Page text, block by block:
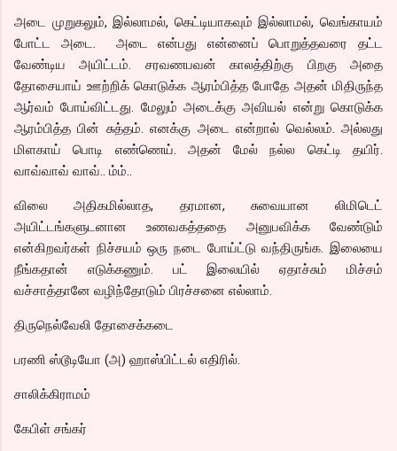
அடை முறுகலும், இல்லாமல், கெட்டியாகவும் இல்லாமல், வெங்காயம்
போட்ட அடை. அடை என்பது என்னைப் பொறுத்தவரை தட்ட
வேண்டிய அயிட்டம். சரவணபவன் காலத்திற்கு பிறகு அதை
தோசையாய் ஊற்றிக் கொடுக்க ஆரம்பித்த போதே அதன் மிதிருந்த
ஆர்வம் போய்விட்டது. மேலும் அடைக்கு அவியல் என்று கொடுக்க
ஆரம்பித்த பின் சுத்தம். எனக்கு அடை என்றால் வெல்லம். அல்லது
மிளகாய் பொடி எண்ணெய். அதன் மேல் நல்ல கெட்டி தயிர்.
வாவ்வாவ் வாவ்.. ம்ம்..
விலை அதிகமில்லாத, தரமான, சுவையான லிமிடெட்
அயிட்டங்களுடனான உணவகத்ததை அனுபவிக்க வேண்டும்
என்கிறவர்கள் நிச்சயம் ஒரு நடை போய்ட்டு வந்திருங்க. இலையை
நீங்கதான் எடுக்கணும். பட் இலையில் ஏதாச்சும் மிச்சம்
வச்சாத்தானே வழிந்தோடும் பிரச்சனை எல்லாம்.
திருநெல்வேலி தோசைக்கடை
பரணி ஸ்டூடியோ (அ) ஹாஸ்பிட்டல் எதிரில்.
சாலிக்கிராமம்
கேபிள் சங்கர்